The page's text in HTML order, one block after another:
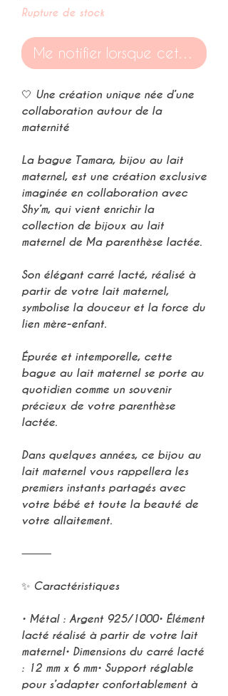
Rupture de stock
Me notifier lorsque cet article
🤍 Une création unique née d’une
collaboration autour de la
maternité
La bague Tamara, bijou au lait
maternel, est une création exclusive
imaginée en collaboration avec
Shy’m, qui vient enrichir la
collection de bijoux au lait
maternel de Ma parenthèse lactée.
Son élégant carré lacté, réalisé à
partir de votre lait maternel,
symbolise la douceur et la force du
lien mère-enfant.
Épurée et intemporelle, cette
bague au lait maternel se porte au
quotidien comme un souvenir
précieux de votre parenthèse
lactée.
Dans quelques années, ce bijou au
lait maternel vous rappellera les
premiers instants partagés avec
votre bébé et toute la beauté de
votre allaitement.
⸻
✨ Caractéristiques
• Métal : Argent 925/1000• Élément
lacté réalisé à partir de votre lait
maternel• Dimensions du carré lacté
: 12 mm x 6 mm• Support réglable
pour s’adapter confortablement à